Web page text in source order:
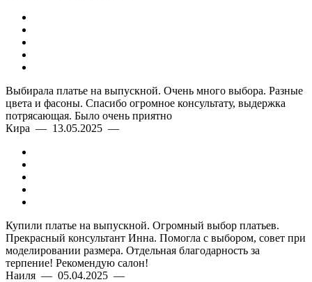
Выбирала платье на выпускной. Очень много выбора. Разные
цвета и фасоны. Спасибо огромное консультату, выдержка
потрясающая. Было очень приятно
Кира — 13.05.2025 —
Купили платье на выпускной. Огромный выбор платьев.
Прекрасный консультант Инна. Помогла с выбором, совет при
моделировании размера. Отдельная благодарность за
терпение! Рекомендую салон!
Наиля — 05.04.2025 —